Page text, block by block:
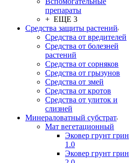
препараты
+ ЕЩЕ 3
Средства защиты растений
Средства от вредителей
Средства от болезней
растений
Средства от сорняков
Средства от грызунов
Средства от змей
Средства от кротов
Средства от улиток и
слизней
Минераловатный субстрат
Мат вегетационный
Эковер грунт грин
1.0
Эковер грунт грин